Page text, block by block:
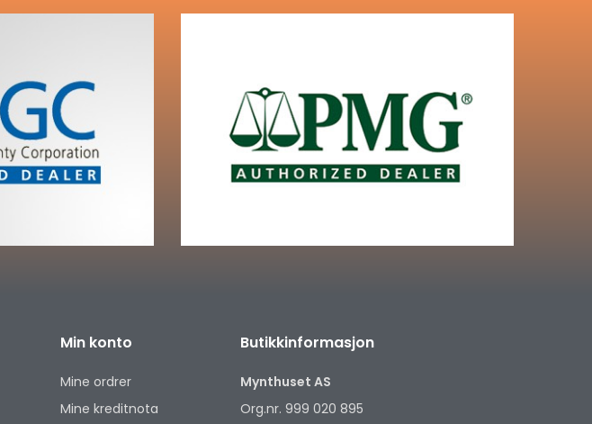
Min konto
Mine ordrer
Mine kreditnota
Butikkinformasjon
Mynthuset AS
Org.nr. 999 020 895